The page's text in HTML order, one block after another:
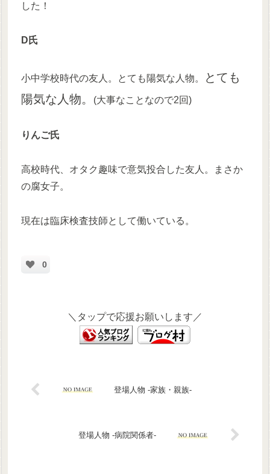
した！
D氏
小中学校時代の友人。とても陽気な人物。
とても
陽気な人物。
(大事なことなので2回)
りんご氏
高校時代、オタク趣味で意気投合した友人。まさか
の腐女子。
現在は臨床検査技師として働いている。
0
＼タップで応援お願いします／
登場人物 ‐家族・親族‐
登場人物 ‐病院関係者‐